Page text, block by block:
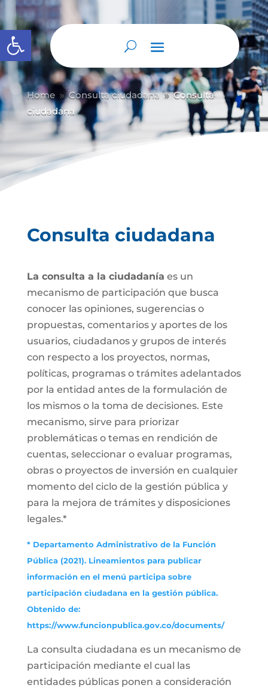
Abrir barra de herramientas
Home 9 Consulta ciudadana 9 Consulta
ciudadana
Consulta ciudadana
La consulta a la ciudadanía es un
mecanismo de participación que busca
conocer las opiniones, sugerencias o
propuestas, comentarios y aportes de los
usuarios, ciudadanos y grupos de interés
con respecto a los proyectos, normas,
políticas, programas o trámites adelantados
por la entidad antes de la formulación de
los mismos o la toma de decisiones. Este
mecanismo, sirve para priorizar
problemáticas o temas en rendición de
cuentas, seleccionar o evaluar programas,
obras o proyectos de inversión en cualquier
momento del ciclo de la gestión pública y
para la mejora de trámites y disposiciones
legales.*
* Departamento Administrativo de la Función
Pública (2021). Lineamientos para publicar
información en el menú participa sobre
participación ciudadana en la gestión pública.
Obtenido de:
https://www.funcionpublica.gov.co/documents/
La consulta ciudadana es un mecanismo de
participación mediante el cual las
entidades públicas ponen a consideración